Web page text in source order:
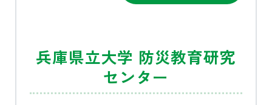
兵庫県立大学 防災教育研究
センター